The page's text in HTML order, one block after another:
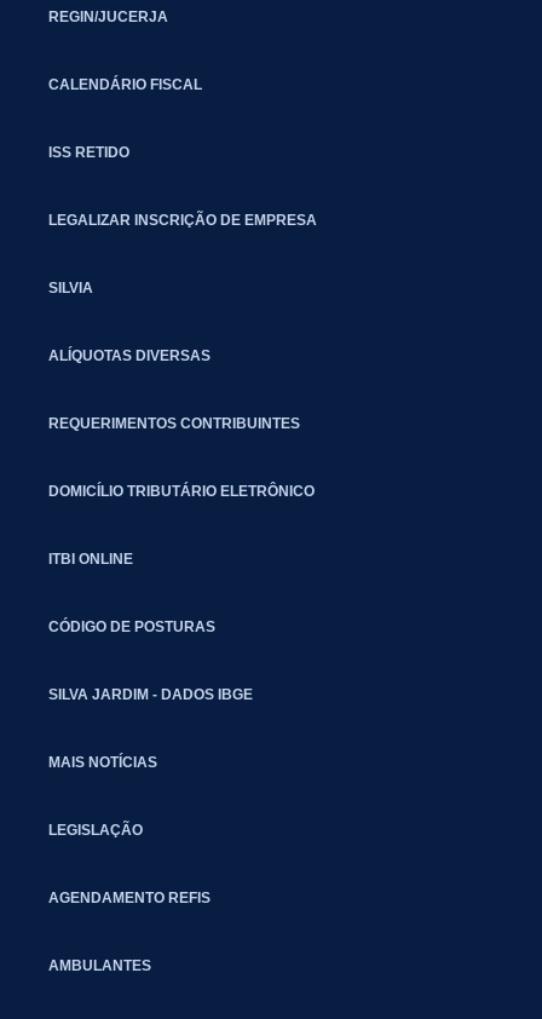
REGIN/JUCERJA
CALENDÁRIO FISCAL
ISS RETIDO
LEGALIZAR INSCRIÇÃO DE EMPRESA
SILVIA
ALÍQUOTAS DIVERSAS
REQUERIMENTOS CONTRIBUINTES
DOMICÍLIO TRIBUTÁRIO ELETRÔNICO
ITBI ONLINE
CÓDIGO DE POSTURAS
SILVA JARDIM - DADOS IBGE
MAIS NOTÍCIAS
LEGISLAÇÃO
AGENDAMENTO REFIS
AMBULANTES